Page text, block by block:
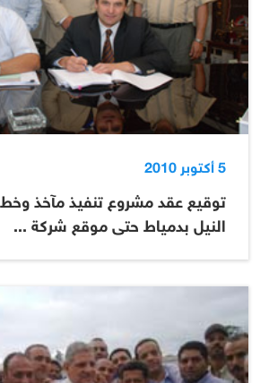
5 أكتوبر 2010
توقيع عقد مشروع تنفيذ مآخذ
النيل بدمياط حتى موقع شركة ...